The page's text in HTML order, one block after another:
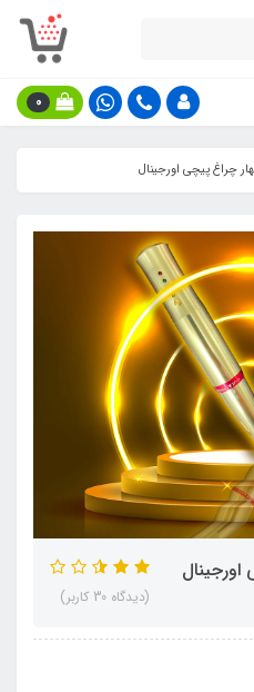
0
چراغ پیچی اورجینال
اورجینال
(دیدگاه 30 کاربر)